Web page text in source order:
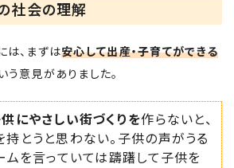
社会の理解
は、まずは安心して出産・子育てができる
う意見がありました。
にやさしい街づくりを作らないと、
とうと思わない。子供の声がうる
ムを言っていては躊躇して子供を